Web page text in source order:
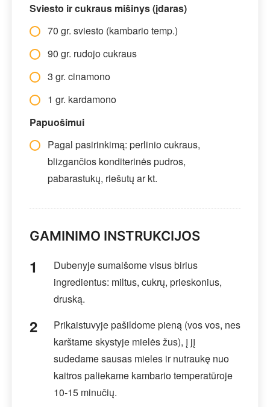
Sviesto ir cukraus mišinys (įdaras)
70 gr. sviesto (kambario temp.)
90 gr. rudojo cukraus
3 gr. cinamono
1 gr. kardamono
Papuošimui
Pagal pasirinkimą: perlinio cukraus,
blizgančios konditerinės pudros,
pabarastukų, riešutų ar kt.
GAMINIMO INSTRUKCIJOS
Dubenyje sumaišome visus birius
ingredientus: miltus, cukrų, prieskonius,
druską.
Prikaistuvyje pašildome pieną (vos vos, nes
karštame skystyje mielės žus), į jį
sudedame sausas mieles ir nutraukę nuo
kaitros paliekame kambario temperatūroje
10-15 minučių.